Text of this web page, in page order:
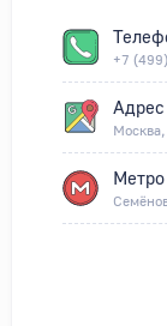
+7
Адрес
Метро